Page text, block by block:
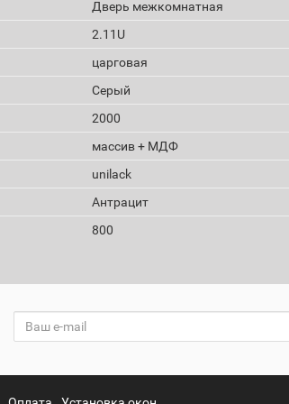
Дверь межкомнатная
2.11U
царговая
Серый
2000
массив + МДФ
unilack
Антрацит
800